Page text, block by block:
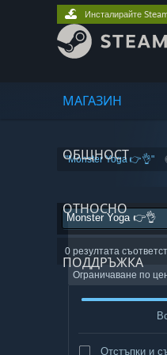
МАГАЗИН
ОБЩНОСТ
ОТНОСНО
ПОДДРЪЖКА
Инсталирайте
"Monster Yoga 👉👌"
0 резултата
Ограничаване по
Отстъпки и